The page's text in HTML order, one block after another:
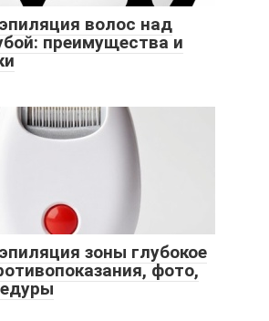
волос над
преимущества и
зоны глубокое
фото,